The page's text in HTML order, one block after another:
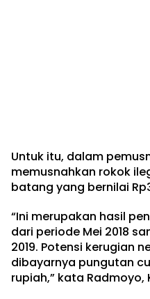
Untuk itu, dalam
memusnahkan rokok
batang yang bernilai
“Ini merupakan hasil
dari periode Mei 2018
2019. Potensi kerugian
dibayarnya pungutan
rupiah,” kata Radmoyo,